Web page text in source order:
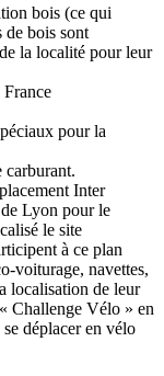
bois (ce qui
de bois sont
la localité pour leur
pour la
carburant.
Inter
Lyon pour le
le site
à ce plan
voiturage, navettes,
localisation de leur
Challenge Vélo » en
déplacer en vélo